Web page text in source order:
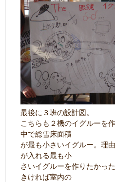
最後に３班の設計図。
こちらも２機のイグルーを
中で総雪床面積
が最も小さいイグルー。理
が入れる最も小
さいイグルーを作りたかっ
きければ室内の